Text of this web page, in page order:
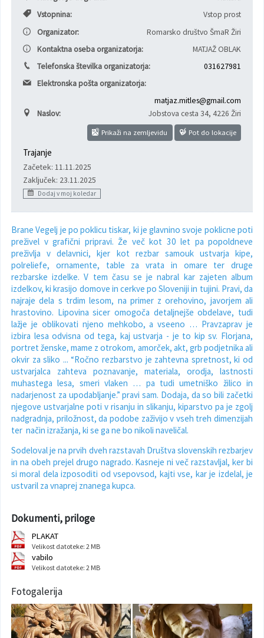
Vstopnina:
Vstop prost
Organizator:
Romarsko društvo ŠmaR Žiri
Kontaktna oseba organizatorja:
MATJAŽ OBLAK
Telefonska številka organizatorja:
031627981
Elektronska pošta organizatorja:
matjaz.mitles@gmail.com
Naslov:
Jobstova cesta 34, 4226 Žiri
Prikaži na zemljevidu Pot do lokacije
Trajanje
Začetek: 11.11.2025
Zaključek: 23.11.2025
Dodaj v moj koledar
Brane Vegelj je po poklicu tiskar, ki je glavnino svoje poklicne poti
preživel v grafični pripravi. Že več kot 30 let pa popoldneve
preživlja v delavnici, kjer kot rezbar samouk ustvarja kipe,
polreliefe, ornamente, table za vrata in omare ter druge
rezbarske izdelke. V tem času se je nabral kar zajeten album
izdelkov, ki krasijo domove in cerkve po Sloveniji in tujini. Pravi, da
najraje dela s trdim lesom, na primer z orehovino, javorjem ali
hrastovino. Lipovina sicer omogoča detaljnejše obdelave, tudi
lažje je oblikovati njeno mehkobo, a vseeno … Pravzaprav je
izbira lesa odvisna od tega, kaj ustvarja - je to kip sv. Florjana,
portret ženske, mame z otrokom, amorček, akt, grb podjetnika ali
okvir za sliko ... “Ročno rezbarstvo je zahtevna spretnost, ki od
ustvarjalca zahteva poznavanje, materiala, orodja, lastnosti
muhastega lesa, smeri vlaken … pa tudi umetniško žilico in
nadarjenost za upodabljanje.” pravi sam. Dodaja, da so bili začetki
njegove ustvarjalne poti v risanju in slikanju, kiparstvo pa je zgolj
nadgradnja, priložnost, da podobe zaživijo v vseh treh dimenzijah
ter način izražanja, ki se ga ne bo nikoli naveličal.
Sodeloval je na prvih dveh razstavah Društva slovenskih rezbarjev
in na obeh prejel drugo nagrado. Kasneje ni več razstavljal, ker bi
si moral dela izposoditi od vsepovsod, kajti vse, kar je izdelal, je
ustvaril za vnaprej znanega kupca.
Dokumenti, priloge
PLAKAT
Velikost datoteke: 2 MB
vabilo
Velikost datoteke: 2 MB
Fotogalerija
Varuhov kotiček